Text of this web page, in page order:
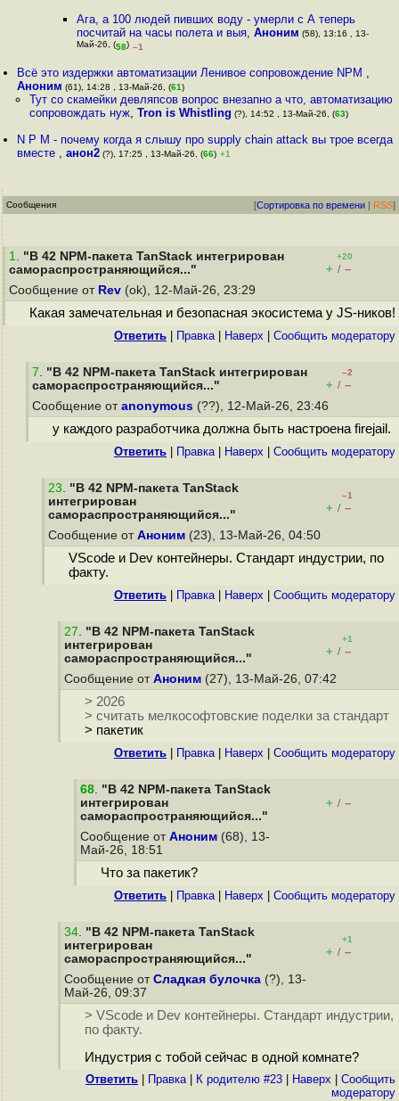
Ага, а 100 людей пивших воду - умерли с А теперь
посчитай на часы полета и выя, Аноним (58), 13:16 , 13-
Май-26, (58) –1
Всё это издержки автоматизации Ленивое сопровождение NPM ,
Аноним (61), 14:28 , 13-Май-26, (61)
Тут со скамейки девляпсов вопрос внезапно а что, автоматизацию
сопровождать нуж, Tron is Whistling (?), 14:52 , 13-Май-26, (63)
N P M - почему когда я слышу про supply chain attack вы трое всегда
вместе ,анон2 (?), 17:25 , 13-Май-26, (66) +1
Сообщения [Сортировка по времени | RSS]
1. "В 42 NPM-пакета TanStack интегрирован
самораспространяющийся..."
+20
+ / –
Сообщение от Rev (ok), 12-Май-26, 23:29
Какая замечательная и безопасная экосистема у JS-ников!
Ответить Правка| Наверх Cообщить модератору
7. "В 42 NPM-пакета TanStack интегрирован
самораспространяющийся..."
–2
+ / –
Сообщение от anonymous (??), 12-Май-26, 23:46
у каждого разработчика должна быть настроена firejail.
Ответить Правка| Наверх Cообщить модератору
23. "В 42 NPM-пакета TanStack
интегрирован
самораспространяющийся..."
–1
+ / –
Сообщение от Аноним (23), 13-Май-26, 04:50
VScode и Dev контейнеры. Стандарт индустрии, по
факту.
Ответить Правка| Наверх Cообщить модератору
27. "В 42 NPM-пакета TanStack
интегрирован
самораспространяющийся..."
+1
+ / –
Сообщение от Аноним (27), 13-Май-26, 07:42
> 2026
> считать мелкософтовские поделки за стандарт
> пакетик
Ответить Правка| Наверх Cообщить модератору
68. "В 42 NPM-пакета TanStack
интегрирован
самораспространяющийся..."
+ / –
Сообщение от Аноним (68), 13-
Май-26, 18:51
Что за пакетик?
Ответить Правка| Наверх Cообщить модератору
34. "В 42 NPM-пакета TanStack
интегрирован
самораспространяющийся..."
+1
+ / –
Сообщение от Сладкая булочка (?), 13-
Май-26, 09:37
> VScode и Dev контейнеры. Стандарт индустрии,
по факту.
Индустрия с тобой сейчас в одной комнате?
Ответить Правка| К родителю #23 Наверх
Cообщить
модератору